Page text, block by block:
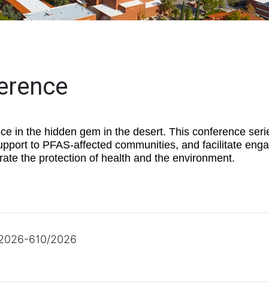
in the hidden gem in the desert. This conference
to PFAS-affected communities, and facilitate
the protection of health and the environment.
610/2026